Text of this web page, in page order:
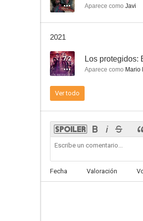
5.7
Aparece como Javi
2021
7.2 Los protegidos:
Aparece como Mario
Ver todo
Fecha Valoración